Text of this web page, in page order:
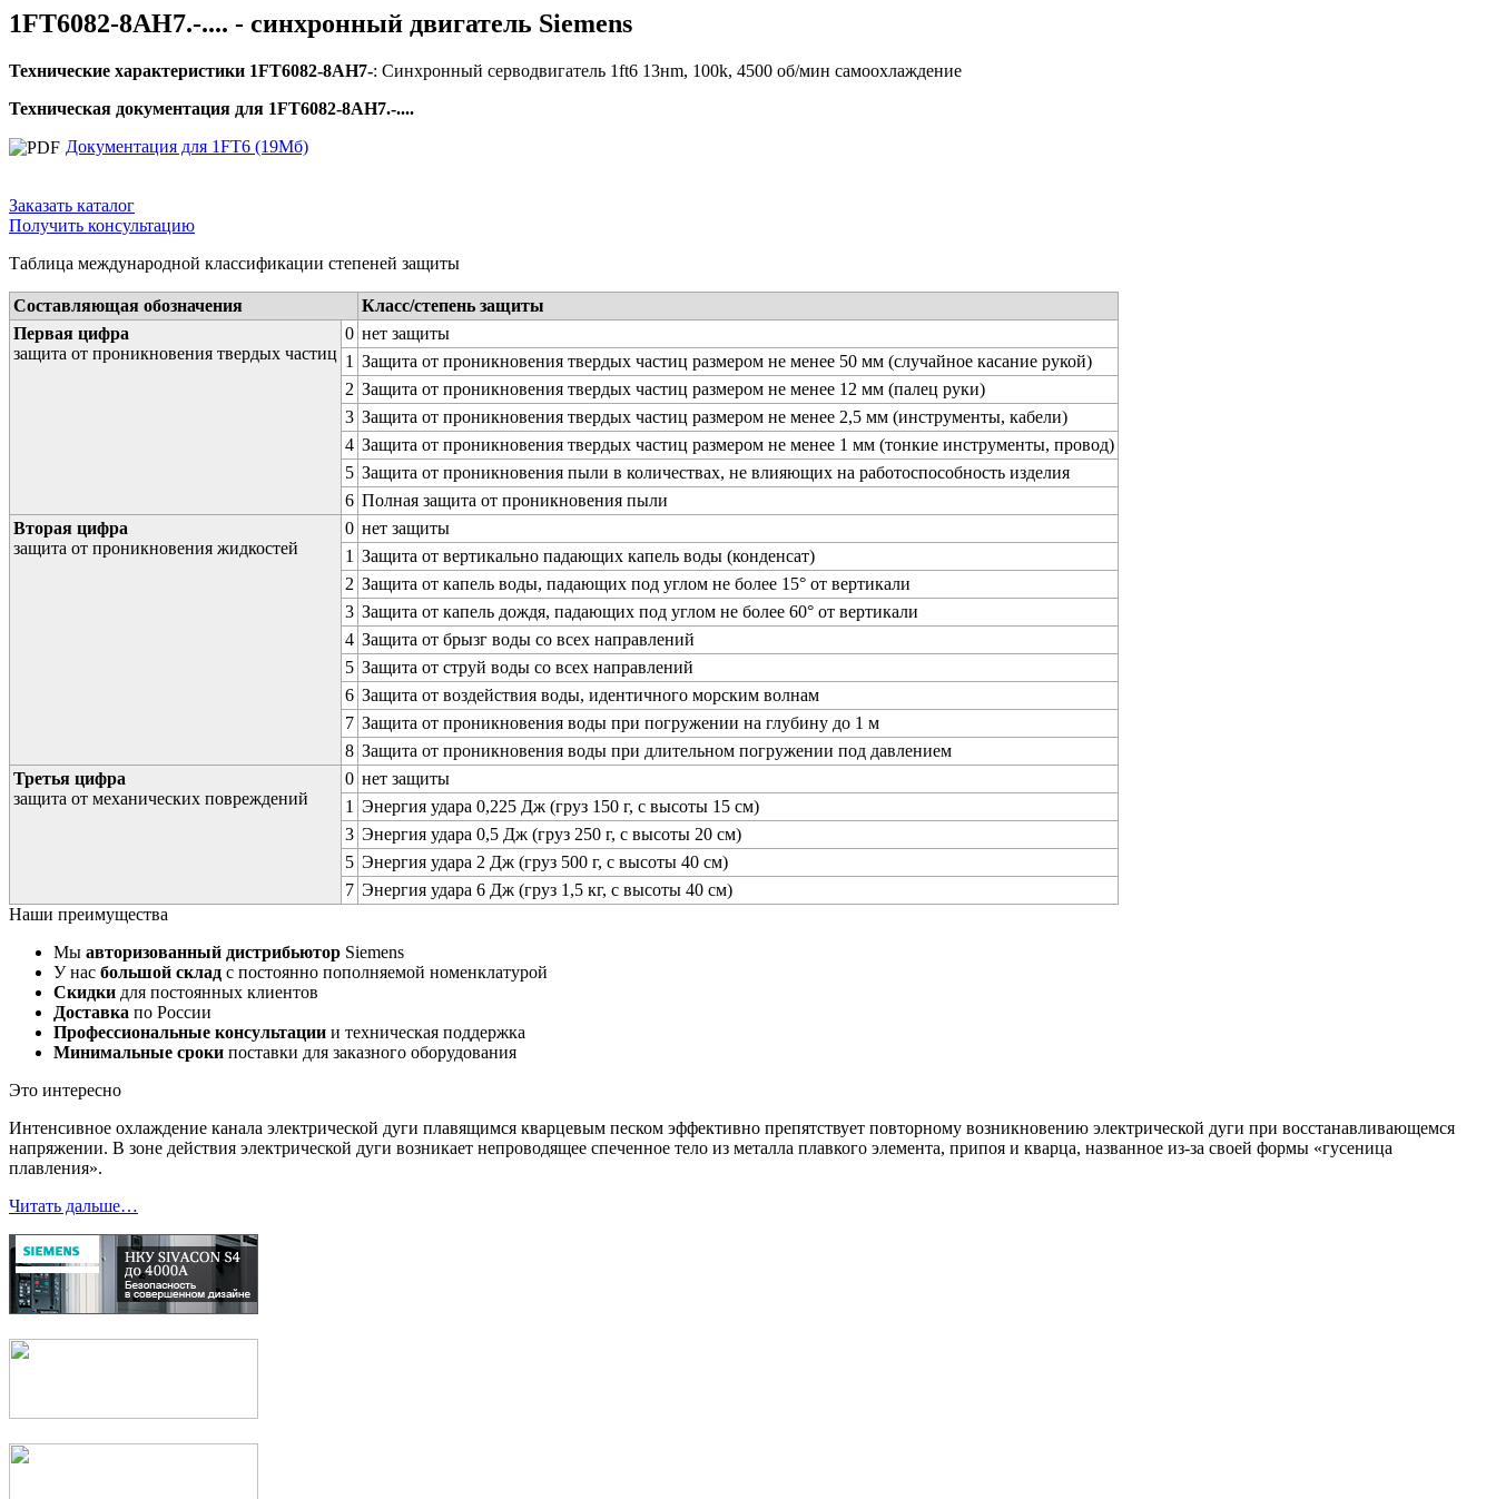
1FT6082-8AH7.-.... - синхронный двигатель Siemens
Технические характеристики 1FT6082-8AH7-: Синхронный серводвигатель 1ft6 13нm, 100k, 4500 об/мин самоохлаждение
Техническая документация для 1FT6082-8AH7.-....
Документация для 1FT6 (19Мб)
Заказать каталог
Получить консультацию
Таблица международной классификации степеней защиты
Составляющая обозначения
Класс/степень защиты
Первая цифра
защита от проникновения твердых частиц
0 нет защиты
1 Защита от проникновения твердых частиц размером не менее 50 мм (случайное касание рукой)
2 Защита от проникновения твердых частиц размером не менее 12 мм (палец руки)
3 Защита от проникновения твердых частиц размером не менее 2,5 мм (инструменты, кабели)
4 Защита от проникновения твердых частиц размером не менее 1 мм (тонкие инструменты, провод)
5 Защита от проникновения пыли в количествах, не влияющих на работоспособность изделия
6 Полная защита от проникновения пыли
Вторая цифра
защита от проникновения жидкостей
0 нет защиты
1 Защита от вертикально падающих капель воды (конденсат)
2 Защита от капель воды, падающих под углом не более 15° от вертикали
3 Защита от капель дождя, падающих под углом не более 60° от вертикали
4 Защита от брызг воды со всех направлений
5 Защита от струй воды со всех направлений
6 Защита от воздействия воды, идентичного морским волнам
7 Защита от проникновения воды при погружении на глубину до 1 м
8 Защита от проникновения воды при длительном погружении под давлением
Третья цифра
защита от механических повреждений
0 нет защиты
1 Энергия удара 0,225 Дж (груз 150 г, с высоты 15 см)
3 Энергия удара 0,5 Дж (груз 250 г, с высоты 20 см)
5 Энергия удара 2 Дж (груз 500 г, с высоты 40 см)
7 Энергия удара 6 Дж (груз 1,5 кг, с высоты 40 см)
Наши преимущества
Мы авторизованный дистрибьютор Siemens
У нас большой склад с постоянно пополняемой номенклатурой
Скидки для постоянных клиентов
Доставка по России
Профессиональные консультации и техническая поддержка
Минимальные сроки поставки для заказного оборудования
Это интересно
Интенсивное охлаждение канала электрической дуги плавящимся кварцевым песком эффективно препятствует повторному возникновению электрической дуги при восстанавливающемся
напряжении. В зоне действия электрической дуги возникает непроводящее спеченное тело из металла плавкого элемента, припоя и кварца, названное из-за своей формы «гусеница
плавления».
Читать дальше…